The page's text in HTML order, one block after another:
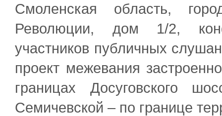
Смоленская область,
Революции, дом 1/2,
участников публичных
проект межевания
границах Досуговского
Семичевской – по границе